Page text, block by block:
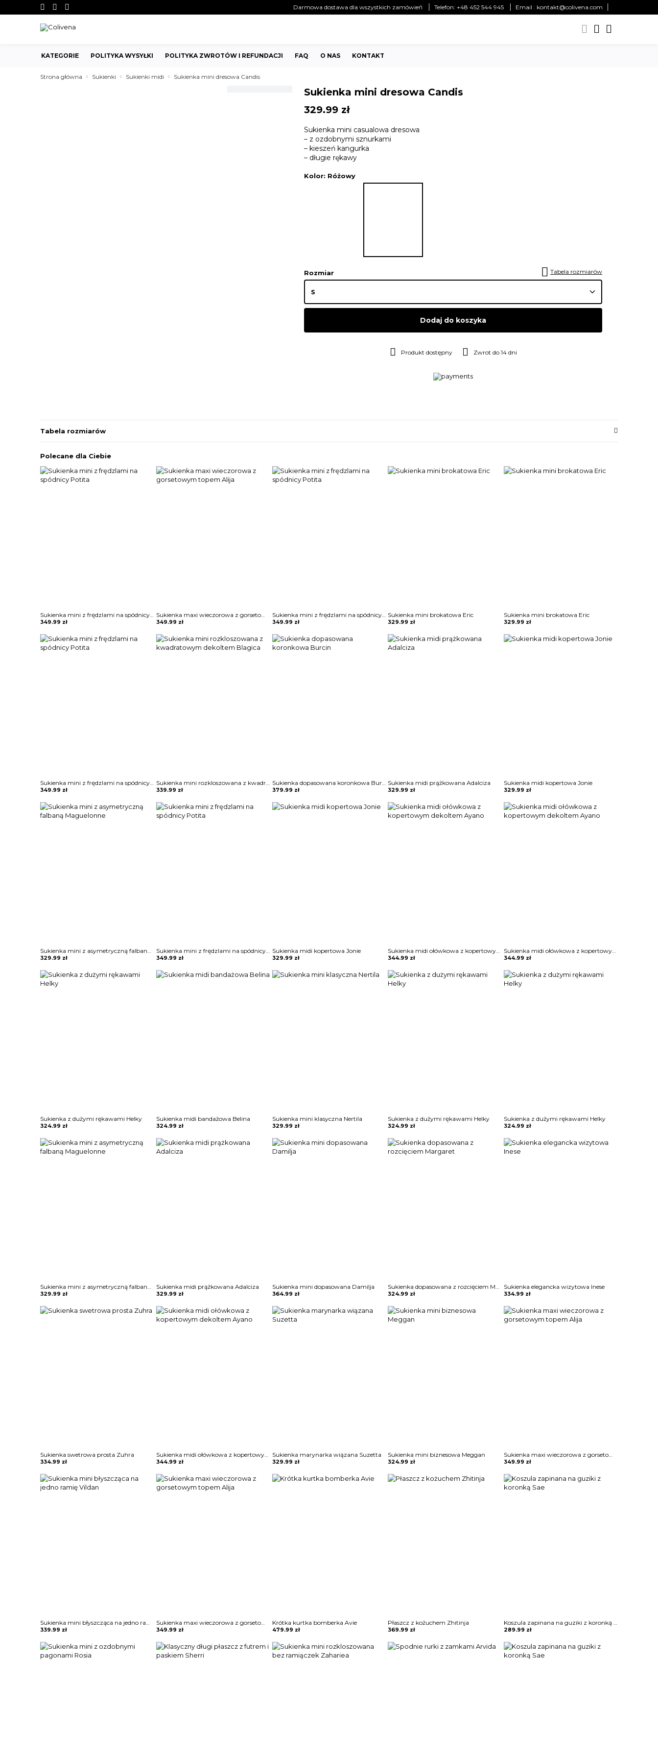
Darmowa dostawa dla wszystkich zamówień Telefon: +48 452 544 945 Email : kontakt@colivena.com
KATEGORIE POLITYKA WYSYŁKI POLITYKA ZWROTÓW I REFUNDACJI FAQ O NAS KONTAKT
Strona główna Sukienki Sukienki midi Sukienka mini dresowa Candis
Sukienka mini dresowa Candis
329.99 zł
Sukienka mini casualowa dresowa
– z ozdobnymi sznurkami
– kieszeń kangurka
– długie rękawy
Kolor: Różowy
Rozmiar Tabela rozmiarów
Dodaj do koszyka
Produkt dostępny Zwrot do 14 dni
Tabela rozmiarów
Polecane dla Ciebie
349.99 zł
Sukienka maxi wieczorowa z gorsetowym topem Alija
349.99 zł
Sukienka mini z frędzlami na spódnicy Potita
349.99 zł
Sukienka mini brokatowa Eric
329.99 zł
Sukienka mini brokatowa Eric
329.99 zł
349.99 zł
Sukienka mini rozkloszowana z kwadratowym dekoltem Blagica
339.99 zł
Sukienka dopasowana koronkowa Burcin
379.99 zł
Sukienka midi prążkowana Adalciza
329.99 zł
Sukienka midi kopertowa Jonie
329.99 zł
329.99 zł
Sukienka mini z frędzlami na spódnicy Potita
349.99 zł
Sukienka midi kopertowa Jonie
329.99 zł 344.99 zł 344.99 zł
Sukienka z dużymi rękawami Helky
324.99 zł
Sukienka midi bandażowa Belina
324.99 zł
Sukienka mini klasyczna Nertila
329.99 zł
Sukienka z dużymi rękawami Helky
324.99 zł
Sukienka z dużymi rękawami Helky
324.99 zł
329.99 zł
Sukienka midi prążkowana Adalciza
329.99 zł
Sukienka mini dopasowana Damilja
364.99 zł 324.99 zł
Sukienka elegancka wizytowa Inese
334.99 zł
Sukienka swetrowa prosta Zuhra
334.99 zł
Sukienka midi ołówkowa z kopertowym dekoltem Ayano
344.99 zł
Sukienka marynarka wiązana Suzetta
329.99 zł
Sukienka mini biznesowa Meggan
324.99 zł 349.99 zł
339.99 zł
Sukienka maxi wieczorowa z gorsetowym topem Alija
349.99 zł
Krótka kurtka bomberka Avie
479.99 zł
Płaszcz z kożuchem Zhitinja
369.99 zł 289.99 zł